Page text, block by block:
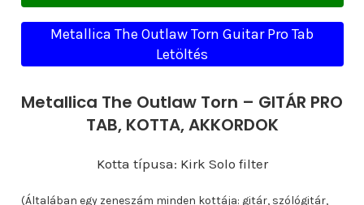
Metallica The Outlaw Torn Guitar Pro Tab
Letöltés
Metallica The Outlaw Torn – GITÁR PRO
TAB, KOTTA, AKKORDOK
Kotta típusa: Kirk Solo filter
(Általában egy zeneszám minden kottája: gitár, szólógitár,